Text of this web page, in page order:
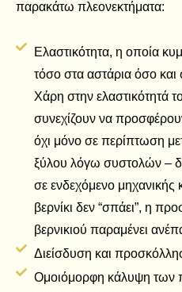
παρακάτω πλεονεκτήματα:
Ελαστικότητα, η οποία
τόσο στα αστάρια όσο και
Χάρη στην ελαστικότητά
συνεχίζουν να
όχι μόνο σε περίπτωση
ξύλου λόγω συστολών –
σε ενδεχόμενο
βερνίκι δεν “σπάει”, η
βερνικιού παραμένει
Διείσδυση και
Ομοιόμορφη κάλυψη των